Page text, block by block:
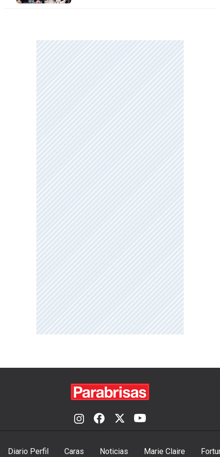
Diario Perfil Caras Noticias Marie Claire